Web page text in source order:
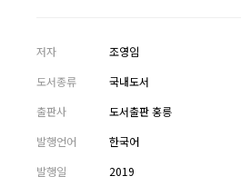
저자
조영임
도서종류
국내도서
출판사
도서출판 홍릉
발행언어
한국어
발행일
2019